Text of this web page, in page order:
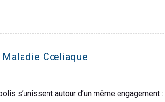
Cœliaque
s’unissent autour d’un même engagement